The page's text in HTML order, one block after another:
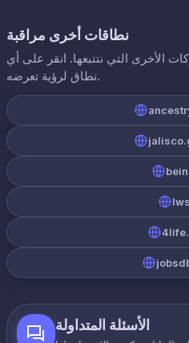
نطاقات أخرى مراقبة
الأخرى التي نتتبعها. انقر على أي
نطاق لرؤية تعرضه.
الأسئلة المتداولة